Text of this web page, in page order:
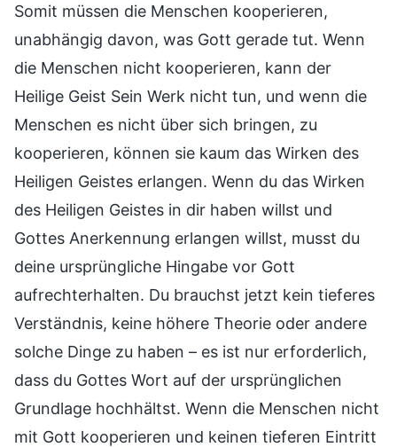
Somit müssen die Menschen kooperieren,
unabhängig davon, was Gott gerade tut. Wenn
die Menschen nicht kooperieren, kann der
Heilige Geist Sein Werk nicht tun, und wenn die
Menschen es nicht über sich bringen, zu
kooperieren, können sie kaum das Wirken des
Heiligen Geistes erlangen. Wenn du das Wirken
des Heiligen Geistes in dir haben willst und
Gottes Anerkennung erlangen willst, musst du
deine ursprüngliche Hingabe vor Gott
aufrechterhalten. Du brauchst jetzt kein tieferes
Verständnis, keine höhere Theorie oder andere
solche Dinge zu haben – es ist nur erforderlich,
dass du Gottes Wort auf der ursprünglichen
Grundlage hochhältst. Wenn die Menschen nicht
mit Gott kooperieren und keinen tieferen Eintritt